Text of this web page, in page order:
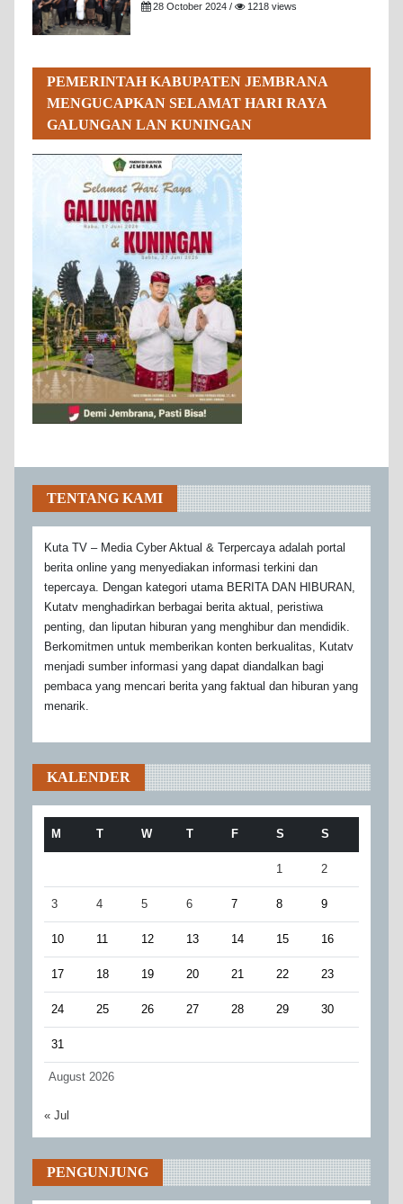
28 October 2024 / 1218 views
PEMERINTAH KABUPATEN JEMBRANA
MENGUCAPKAN SELAMAT HARI RAYA
GALUNGAN LAN KUNINGAN
TENTANG KAMI
Kuta TV – Media Cyber Aktual & Terpercaya adalah portal
berita online yang menyediakan informasi terkini dan
tepercaya. Dengan kategori utama BERITA DAN HIBURAN,
Kutatv menghadirkan berbagai berita aktual, peristiwa
penting, dan liputan hiburan yang menghibur dan mendidik.
Berkomitmen untuk memberikan konten berkualitas, Kutatv
menjadi sumber informasi yang dapat diandalkan bagi
pembaca yang mencari berita yang faktual dan hiburan yang
menarik.
KALENDER
August 2026
M T W T F S S
1 2
3 4 5 6 7 8 9
10 11 12 13 14 15 16
17 18 19 20 21 22 23
24 25 26 27 28 29 30
31
« Jul
PENGUNJUNG